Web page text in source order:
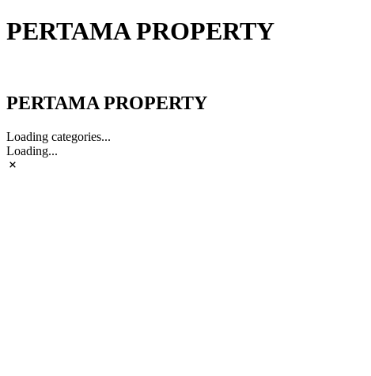
PERTAMA PROPERTY
PERTAMA PROPERTY
Loading categories...
Loading...